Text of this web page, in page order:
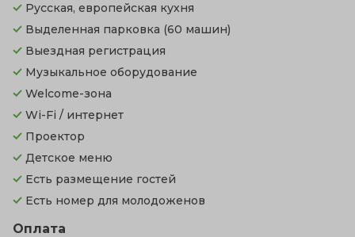
Русская, европейская кухня
Выделенная парковка (60 машин)
Выездная регистрация
Музыкальное оборудование
Welcome-зона
Wi-Fi / интернет
Проектор
Детское меню
Есть размещение гостей
Есть номер для молодоженов
Оплата